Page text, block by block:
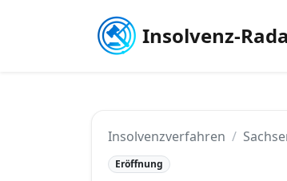
Insolvenz-
Insolvenzverfahren
Eröffnung